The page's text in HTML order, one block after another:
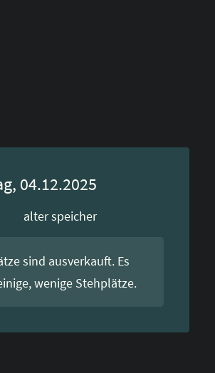
04.12.2025
alter speicher
sind ausverkauft. Es
wenige Stehplätze.